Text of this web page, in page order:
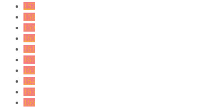
157
158
159
160
161
162
163
164
165
166